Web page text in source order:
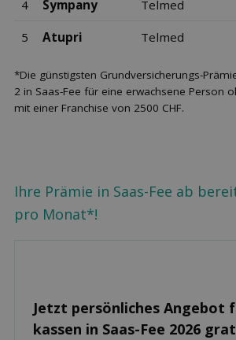
4 Sympany Telmed
5 Atupri Telmed
*Die günstigsten Grundversicherungs-
2 in Saas-Fee für eine erwachsene Person
mit einer Franchise von 2500 CHF.
Ihre Prämie in Saas-Fee ab
pro Monat*!
Jetzt persönliches Angebot
kassen in Saas-Fee 2026